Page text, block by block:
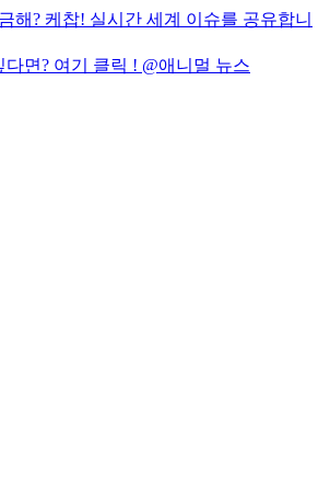
해? 케찹! 실시간 세계 이슈를 공유합니
면? 여기 클릭 ! @애니멀 뉴스